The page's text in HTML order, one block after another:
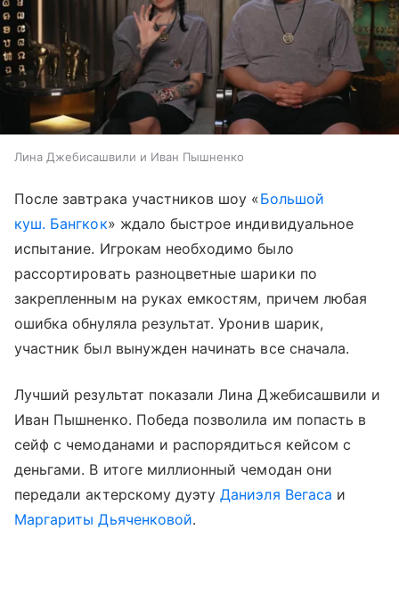
Лина Джебисашвили и Иван Пышненко
После завтрака участников шоу «Большой
куш. Бангкок» ждало быстрое индивидуальное
испытание. Игрокам необходимо было
рассортировать разноцветные шарики по
закрепленным на руках емкостям, причем любая
ошибка обнуляла результат. Уронив шарик,
участник был вынужден начинать все сначала.
Лучший результат показали Лина Джебисашвили и
Иван Пышненко. Победа позволила им попасть в
сейф с чемоданами и распорядиться кейсом с
деньгами. В итоге миллионный чемодан они
передали актерскому дуэтуДаниэля Вегаса и
Маргариты Дьяченковой.